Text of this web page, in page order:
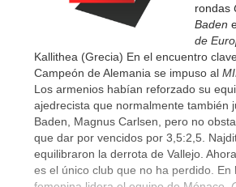
rondas
Baden
de
Kallithea (Grecia) En el encuentro
Campeón de Alemania se impuso al
Los armenios habían reforzado su
ajedrecista que normalmente también
Baden, Magnus Carlsen, pero no
que dar por vencidos por 3,5:2,5.
equilibraron la derrota de Vallejo.
es el único club que no ha perdido. En